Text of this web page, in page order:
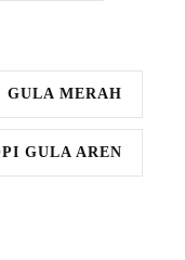
GULA MERAH
GULA AREN